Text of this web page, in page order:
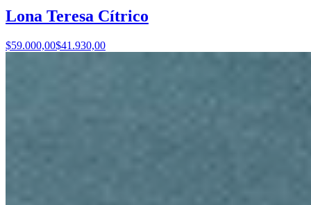
Lona Teresa Cítrico
$59.000,00$41.930,00